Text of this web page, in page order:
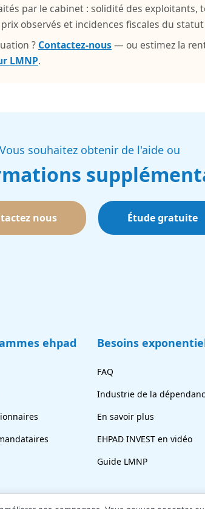
par le cabinet : solidité des exploitants,
observés et incidences fiscales du statut
? Contactez-nous— ou estimez la
LMNP.
Vous souhaitez obtenir de l'aide ou
nous Étude gratuite
ehpad Besoins
FAQ
Industrie de la
En savoir plus
EHPAD INVEST en vidéo
Guide LMNP